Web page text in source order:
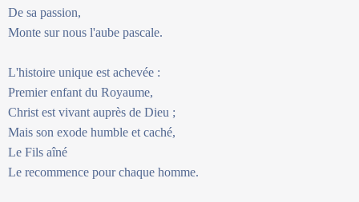
De sa passion,
Monte sur nous l'aube pascale.
L'histoire unique est achevée :
Premier enfant du Royaume,
Christ est vivant auprès de Dieu ;
Mais son exode humble et caché,
Le Fils aîné
Le recommence pour chaque homme.